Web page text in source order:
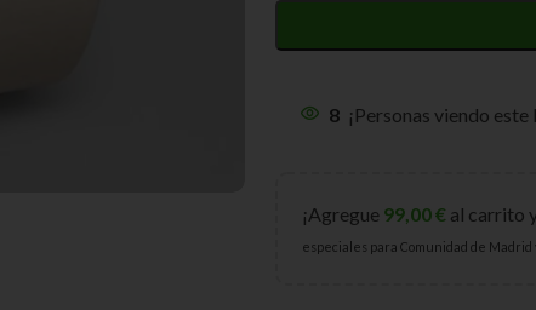
8 ¡Personas viendo
¡Agregue 99,00€ al carrito
especiales para Comunidad de Madrid